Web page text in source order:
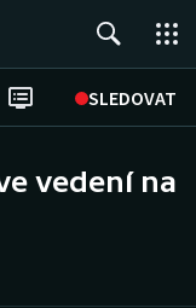
SLEDOVAT
vedení na